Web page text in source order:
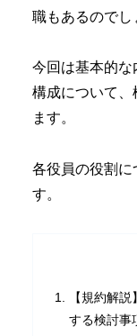
職もあるのでし
今回は基本的な
構成について、
ます。
各役員の役割に
す。
【規約解
する検討事